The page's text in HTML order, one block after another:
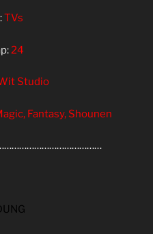
TVs
24
Studio
Fantasy, Shounen